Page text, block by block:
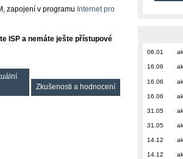
zapojení v programu Internet pro
ISP a nemáte ješte přístupové
Zkušenosti a hodnocení
06.01
16.06
16.06
16.06
31.05
31.05
14.12
14.12